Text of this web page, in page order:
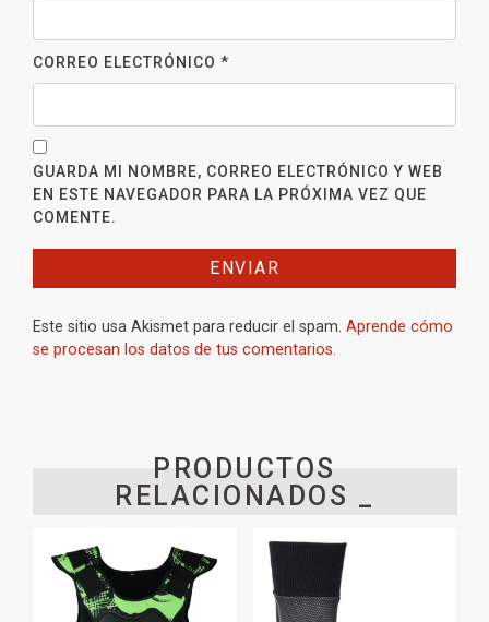
CORREO ELECTRÓNICO *
GUARDA MI NOMBRE, CORREO ELECTRÓNICO Y WEB
EN ESTE NAVEGADOR PARA LA PRÓXIMA VEZ QUE
COMENTE.
Este sitio usa Akismet para reducir el spam. Aprende cómo
se procesan los datos de tus comentarios.
PRODUCTOS
RELACIONADOS _